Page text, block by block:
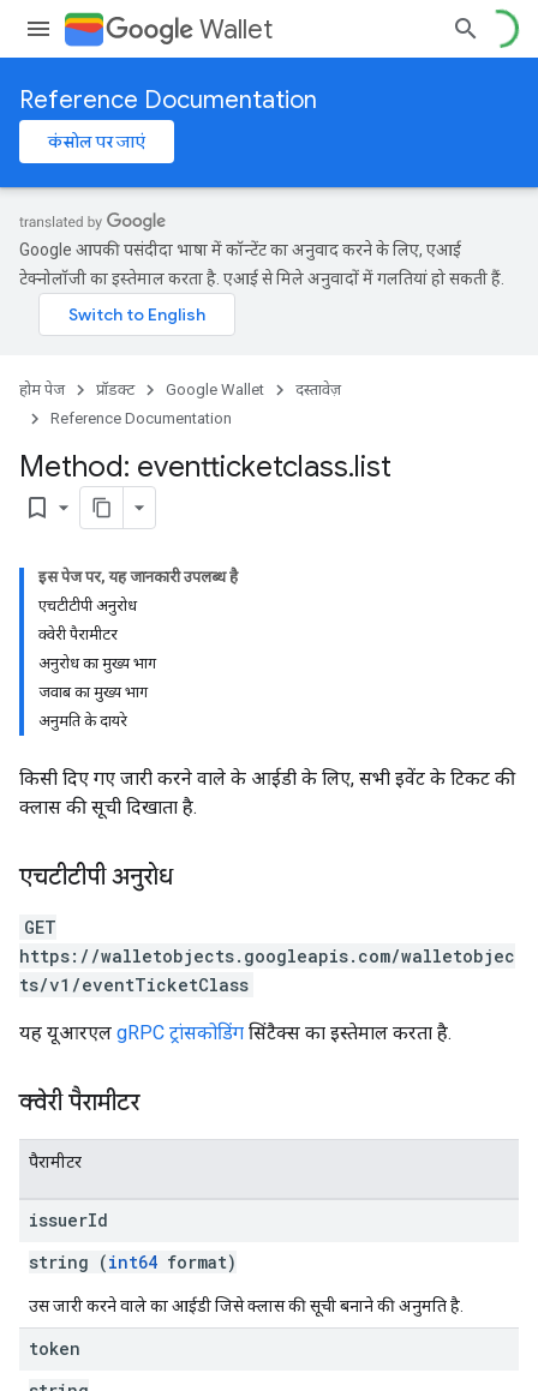
Wallet
Reference Documentation
कंसोल पर जाएं
Google आपकी पसंदीदा भाषा में कॉन्टेंट का अनुवाद करने के लिए, एआई
टेक्नोलॉजी का इस्तेमाल करता है. एआई से मिले अनुवादों में गलतियां हो सकती हैं.
होम पेज प्रॉडक्ट Google Wallet
दस्तावेज़
Reference Documentation
Method: eventticketclass.list
bookmark_border
इस पेज पर, यह जानकारी उपलब्ध है
एचटीटीपी अनुरोध
क्वेरी पैरामीटर
अनुरोध का मुख्य भाग
जवाब का मुख्य भाग
अनुमति के दायरे
किसी दिए गए जारी करने वाले के आईडी के लिए, सभी इवेंट के टिकट की
क्लास की सूची दिखाता है.
एचटीटीपी अनुरोध
GET
https://walletobjects.googleapis.com/walletobjec
ts/v1/eventTicketClass
यह यूआरएल gRPC ट्रांसकोडिंग सिंटैक्स का इस्तेमाल करता है.
क्वेरी पैरामीटर
पैरामीटर
issuerId
string (int64 format)
उस जारी करने वाले का आईडी जिसे क्लास की सूची बनाने की अनुमति है.
token